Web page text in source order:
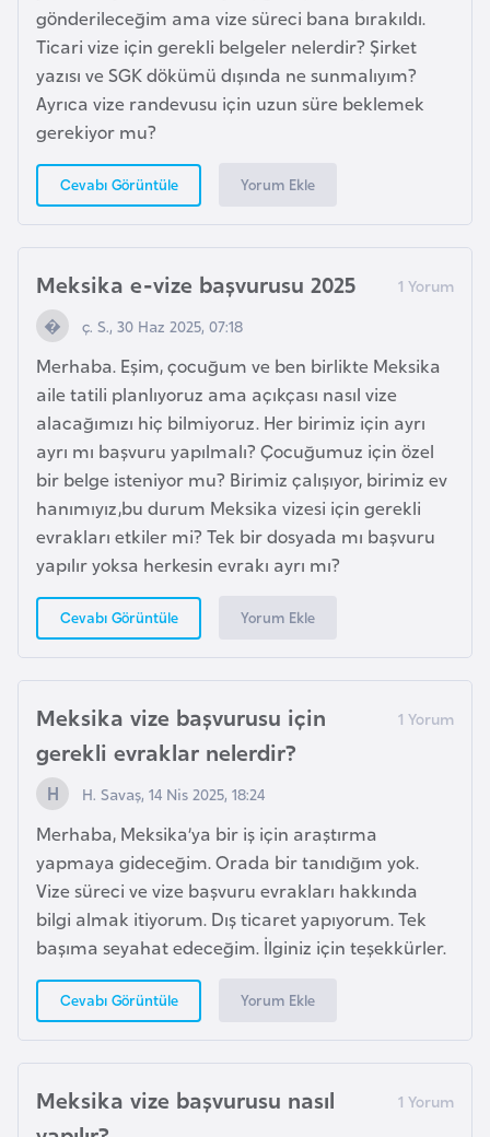
gönderileceğim ama vize süreci bana bırakıldı.
Ticari vize için gerekli belgeler nelerdir? Şirket
yazısı ve SGK dökümü dışında ne sunmalıyım?
Ayrıca vize randevusu için uzun süre beklemek
gerekiyor mu?
Cevabı Görüntüle Yorum Ekle
Meksika e-vize başvurusu 2025
ç. S., 30 Haz 2025, 07:18
Merhaba. Eşim, çocuğum ve ben birlikte Meksika
aile tatili planlıyoruz ama açıkçası nasıl vize
alacağımızı hiç bilmiyoruz. Her birimiz için ayrı
ayrı mı başvuru yapılmalı? Çocuğumuz için özel
bir belge isteniyor mu? Birimiz çalışıyor, birimiz ev
hanımıyız,bu durum Meksika vizesi için gerekli
evrakları etkiler mi? Tek bir dosyada mı başvuru
yapılır yoksa herkesin evrakı ayrı mı?
Cevabı Görüntüle Yorum Ekle
Meksika vize başvurusu için
gerekli evraklar nelerdir?
H. Savaş, 14 Nis 2025, 18:24
Merhaba, Meksika’ya bir iş için araştırma
yapmaya gideceğim. Orada bir tanıdığım yok.
Vize süreci ve vize başvuru evrakları hakkında
bilgi almak itiyorum. Dış ticaret yapıyorum. Tek
başıma seyahat edeceğim. İlginiz için teşekkürler.
Cevabı Görüntüle Yorum Ekle
Meksika vize başvurusu nasıl
e
k
B
u
l
g
a
i
s
t
a
n
B
u
r
k
i
n
a
F
s
o
Ç
a
d
Ç
e
k
C
u
h